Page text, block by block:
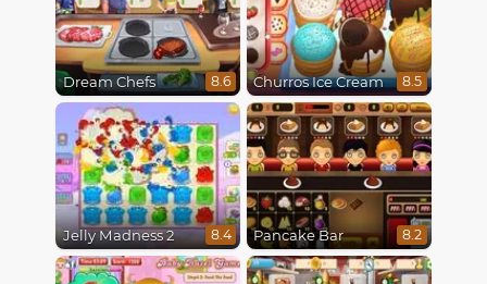
Dream Chefs 8.6 Churros Ice Cream 8.5
Jelly Madness 2 8.4 Pancake Bar 8.2